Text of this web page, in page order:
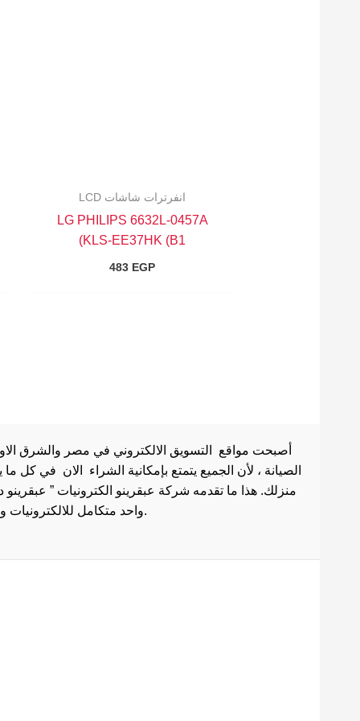
انفرترات شاشات LCD
LG PHILIPS 6632L-0457A
(KLS-EE37HK (B1
483 EGP
أصبحت مواقع التسويق الالكتروني في مصر والشرق
الصيانة ، لأن الجميع يتمتع بإمكانية الشراء الان في كل
منزلك. هذا ما تقدمه شركة عبقرينو الكترونيات ”
واحد متكامل للالكترونيات وادوات الصيانة . هذا ما يجعل موقع عبقرينو دوت كوم من أفضل مواقع تسوق عبر الإنترنت في مصر.